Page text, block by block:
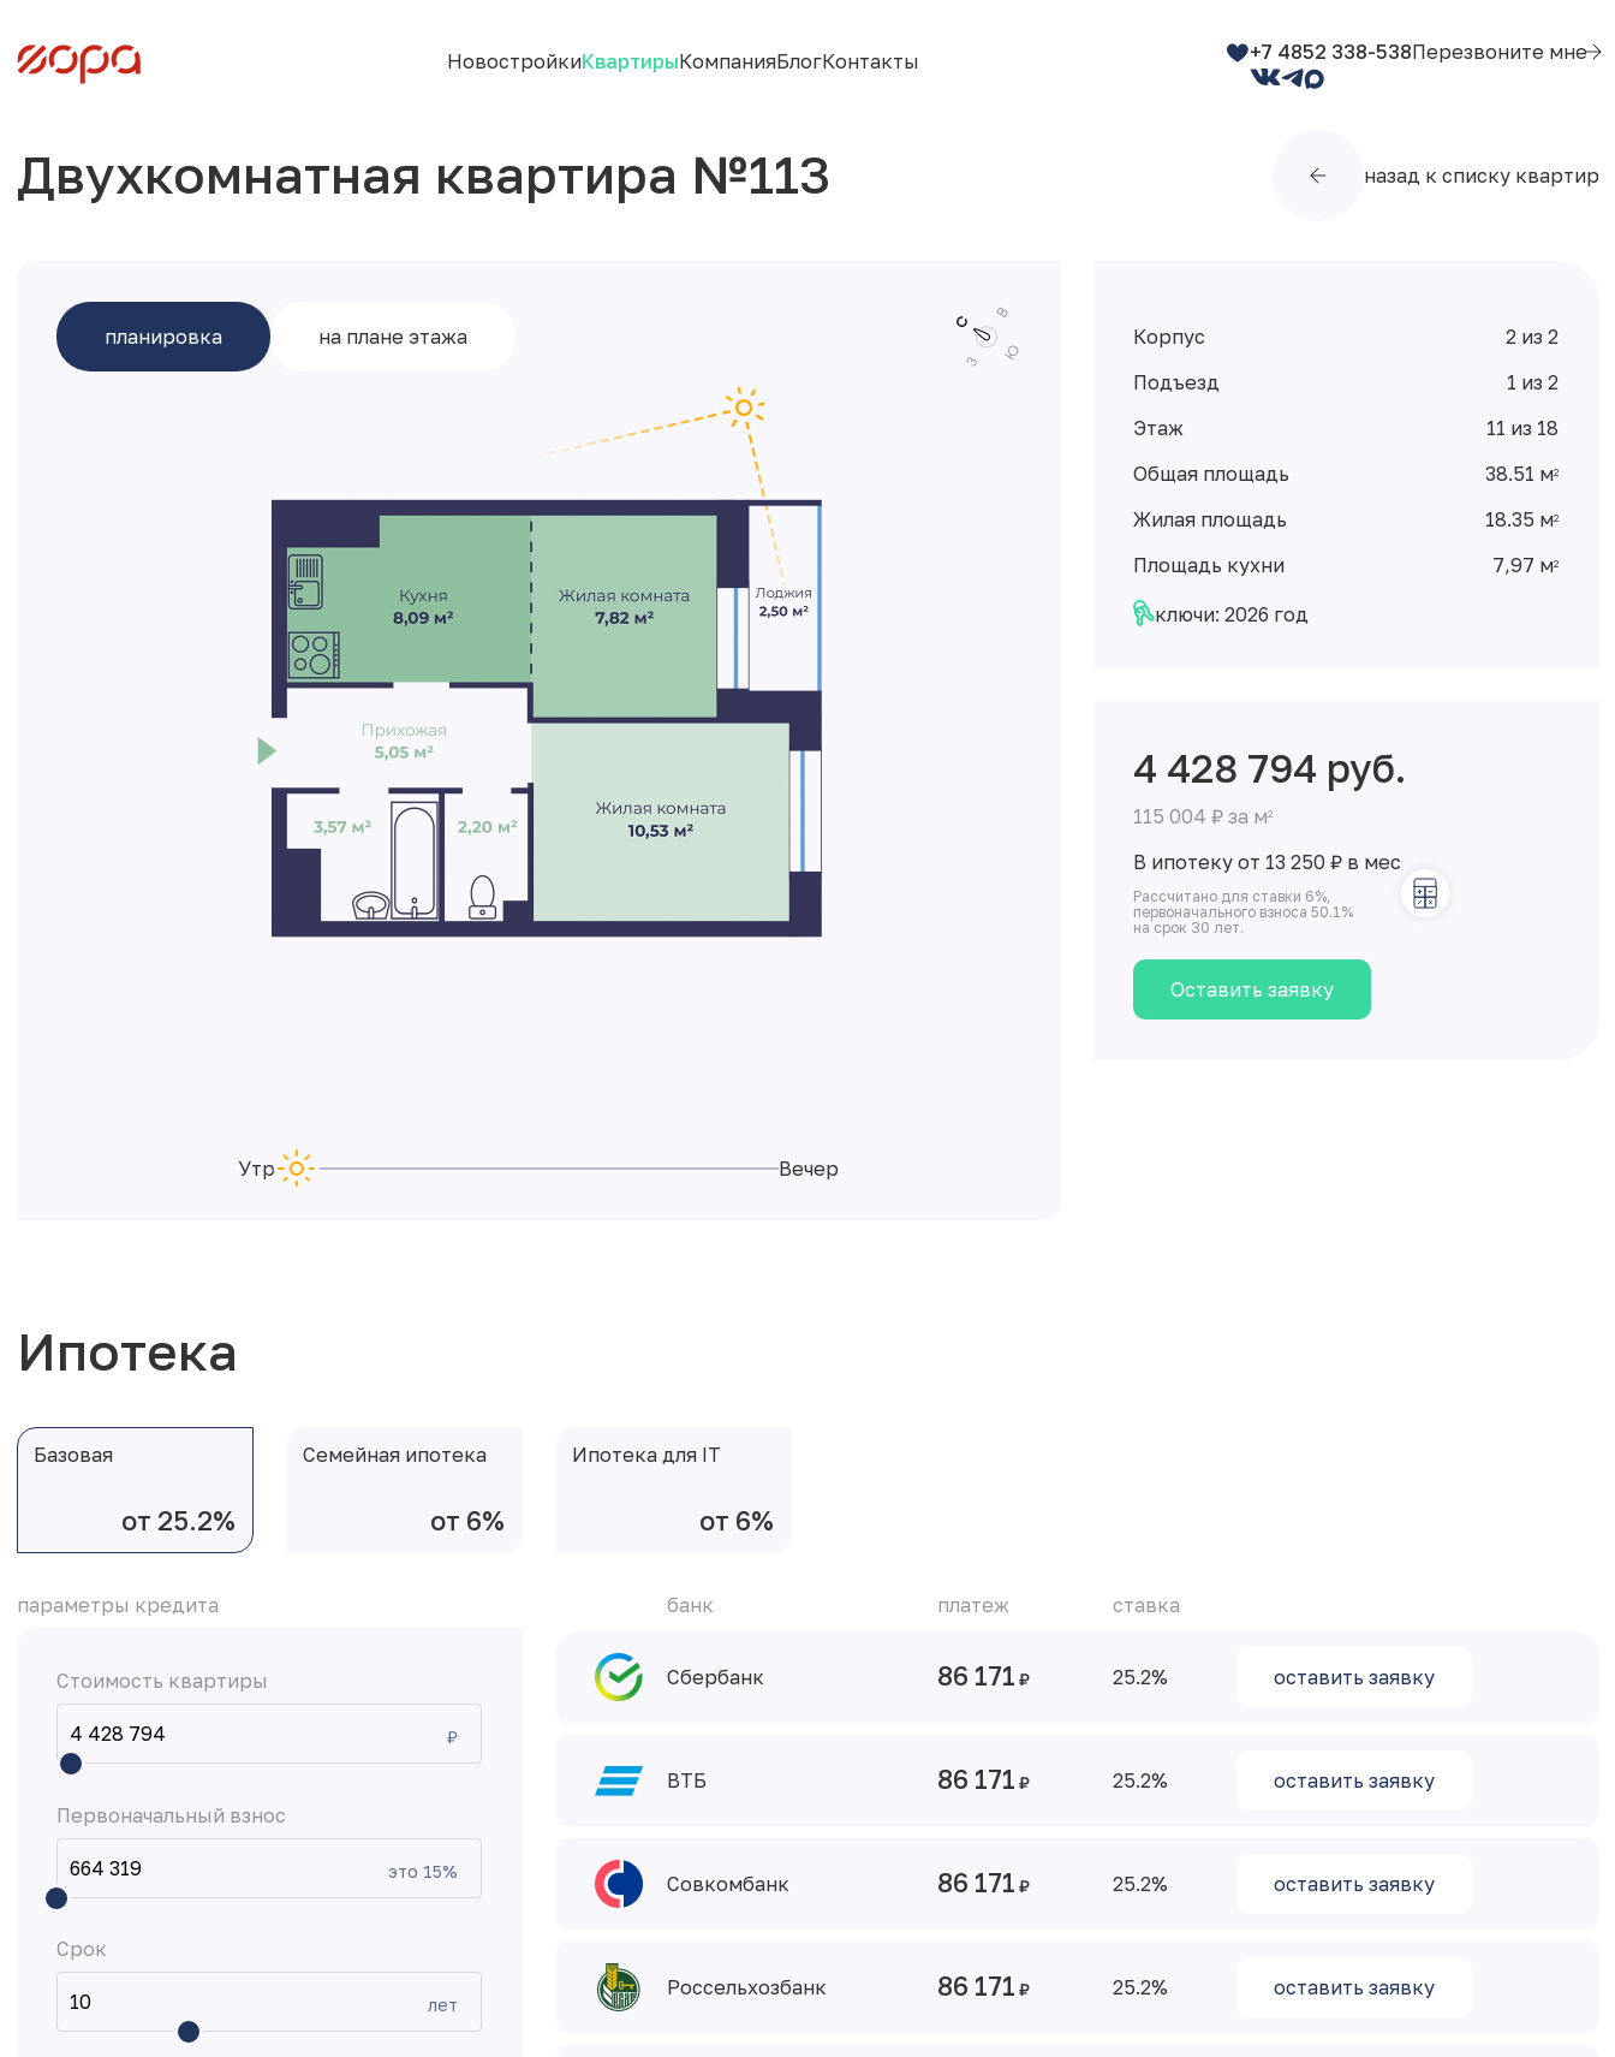
НовостройкиКвартирыКомпанияБлогКонтакты +7 4852 338-538Перезвоните мне
Двухкомнатная квартира №113 назад к списку квартир
планировка на плане этажа
Утро Вечер
Корпус
2 из 2
Подъезд
1 из 2
Этаж
11 из 18
Общая площадь
38.51 м2
Жилая площадь 18.35 м2
Площадь кухни 7,97 м2
ключи: 2026 год
4 428 794 руб.
115 004 ₽ за м2
В ипотеку от 13 250₽ в мес
Рассчитано для ставки 6%,
первоначального взноса 50.1%
на срок 30 лет.
Оставить заявку
Ипотека
Базовая
от 25.2%
Семейная ипотека
от 6%
Ипотека для IT
от 6%
параметры кредита
Стоимость квартиры
₽
Первоначальный взнос
это 15%
Срок
лет
банк платеж ставка
Сбербанк 86 171 25.2 оставить заявку
ВТБ 86 171 25.2 оставить заявку
Совкомбанк 86 171 25.2 оставить заявку
Россельхозбанк 86 171 25.2 оставить заявку